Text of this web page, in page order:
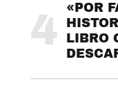
4
«POR
LIBRO